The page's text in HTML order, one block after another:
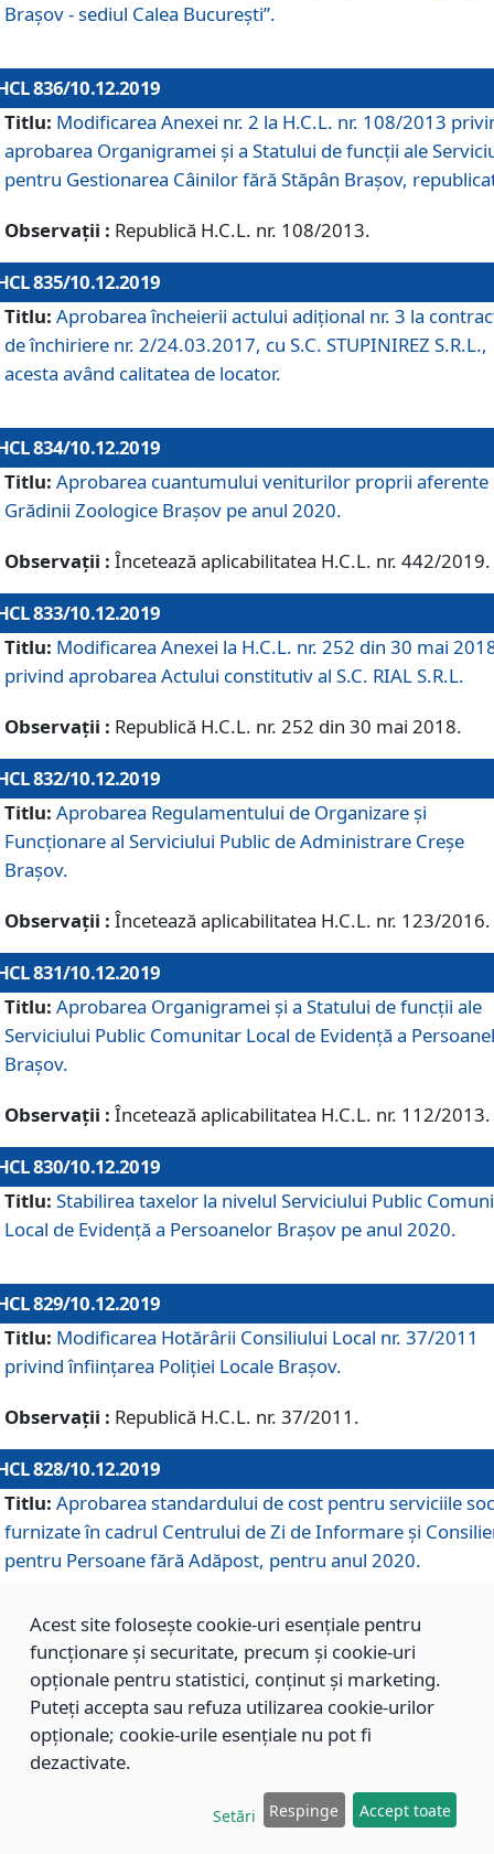
Brașov - sediul Calea București”.
836/10.12.2019
Titlu: Modificarea Anexei nr. 2 la H.C.L. nr. 108/2013
aprobarea Organigramei şi a Statului de funcții ale
pentru Gestionarea Câinilor fără Stăpân Brașov,
Observații : Republică H.C.L. nr. 108/2013.
835/10.12.2019
Titlu: Aprobarea încheierii actului adițional nr. 3 la
de închiriere nr. 2/24.03.2017, cu S.C. STUPINIREZ S.R.L.,
acesta având calitatea de locator.
834/10.12.2019
Titlu: Aprobarea cuantumului veniturilor proprii aferente
Grădinii Zoologice Braşov pe anul 2020.
Observații : Încetează aplicabilitatea H.C.L. nr. 442/2019.
833/10.12.2019
Titlu: Modificarea Anexei la H.C.L. nr. 252 din 30 mai
privind aprobarea Actului constitutiv al S.C. RIAL S.R.L.
Observații : Republică H.C.L. nr. 252 din 30 mai 2018.
832/10.12.2019
Titlu: Aprobarea Regulamentului de Organizare și
Funcționare al Serviciului Public de Administrare Creșe
Brașov.
Observații : Încetează aplicabilitatea H.C.L. nr. 123/2016.
831/10.12.2019
Titlu: Aprobarea Organigramei și a Statului de funcții ale
Serviciului Public Comunitar Local de Evidență a
Brașov.
Observații : Încetează aplicabilitatea H.C.L. nr. 112/2013.
830/10.12.2019
Titlu: Stabilirea taxelor la nivelul Serviciului Public
Local de Evidenţă a Persoanelor Braşov pe anul 2020.
829/10.12.2019
Titlu: Modificarea Hotărârii Consiliului Local nr. 37/2011
privind înființarea Poliției Locale Brașov.
Observații : Republică H.C.L. nr. 37/2011.
828/10.12.2019
Titlu: Aprobarea standardului de cost pentru serviciile
furnizate în cadrul Centrului de Zi de Informare și
pentru Persoane fără Adăpost, pentru anul 2020.
827/10.12.2019
Aprobarea standardului de cost pentru serviciile
furnizate în cadrul Centrului Rezidențial pentru Persoane
Adăpost, pentru anul 2020.
Aprobarea standardului de cost pentru serviciile
Acest site folosește cookie-uri esențiale pentru
funcționare și securitate, precum și cookie-uri
opționale pentru statistici, conținut și marketing.
Puteți accepta sau refuza utilizarea cookie-urilor
opționale; cookie-urile esențiale nu pot fi
dezactivate.
Setări Respinge Accept toate